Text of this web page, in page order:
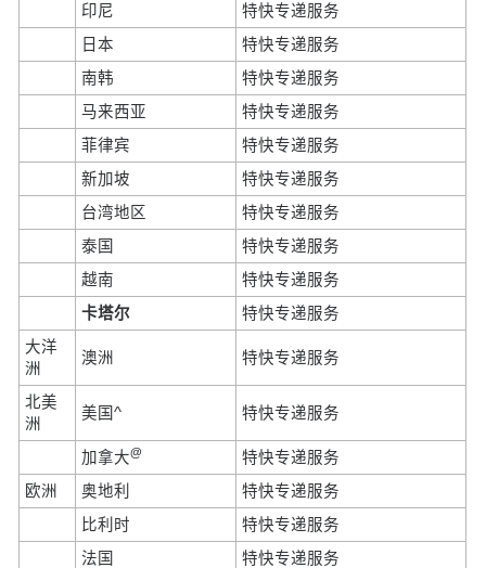
印尼
特快专递服务
日本
特快专递服务
南韩
特快专递服务
马来西亚
特快专递服务
菲律宾
特快专递服务
新加坡
特快专递服务
台湾地区
特快专递服务
泰国
特快专递服务
越南
特快专递服务
卡塔尔
特快专递服务
大洋
洲
澳洲 特快专递服务
北美
洲
美国^ 特快专递服务
加拿大@
特快专递服务
欧洲
奥地利
特快专递服务
比利时
特快专递服务
法国
特快专递服务